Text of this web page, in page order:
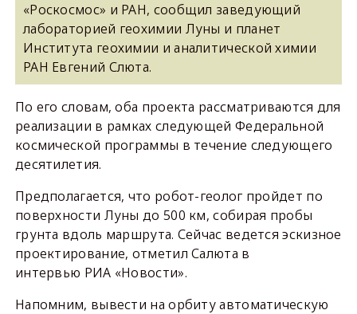
«Роскосмос» и РАН, сообщил заведующий
лабораторией геохимии Луны и планет
Института геохимии и аналитической химии
РАН Евгений Слюта.
По его словам, оба проекта рассматриваются для
реализации в рамках следующей Федеральной
космической программы в течение следующего
десятилетия.
Предполагается, что робот-геолог пройдет по
поверхности Луны до 500 км, собирая пробы
грунта вдоль маршрута. Сейчас ведется эскизное
проектирование, отметил Салюта в
интервью РИА «Новости».
Напомним, вывести на орбиту автоматическую